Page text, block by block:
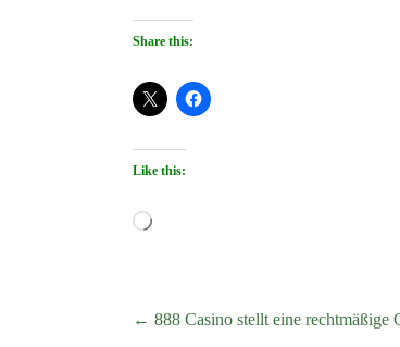
Share this:
Like this:
Loading…
← 888 Casino stellt eine